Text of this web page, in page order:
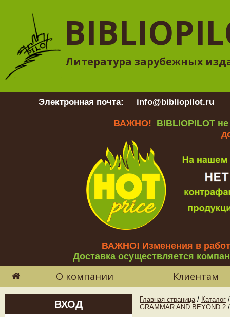
Литература зарубежных
Электронная почта: info@bibliopilot.ru
ВАЖНО! BIBLIOPILOT
ВАЖНО! Изменения в
Доставка осуществляется
О компании Клиентам
ВХОД Главная страница / Каталог /
GRAMMAR AND BEYOND 2 /